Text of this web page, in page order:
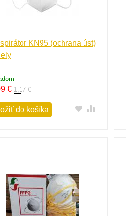
KN95 (ochrana úst)
€ 1,17 €
do košíka